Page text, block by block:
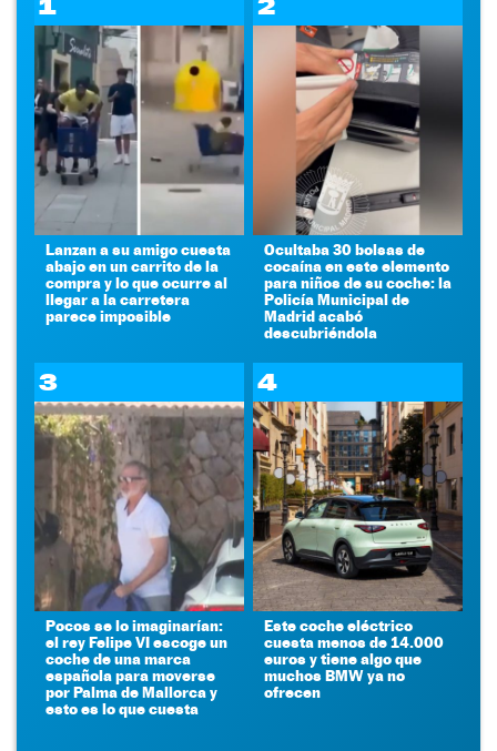
Lanzan a su amigo cuesta
abajo en un carrito de la
compra y lo que ocurre al
llegar a la carretera
parece imposible
Ocultaba 30 bolsas de
cocaína en este elemento
para niños de su coche: la
Policía Municipal de
Madrid acabó
descubriéndola
3
Pocos se lo imaginarían:
el rey Felipe VI escoge un
coche de una marca
española para moverse
por Palma de Mallorca y
esto es lo que cuesta
4
Este coche eléctrico
cuesta menos de 14.000
euros y tiene algo que
muchos BMW ya no
ofrecen